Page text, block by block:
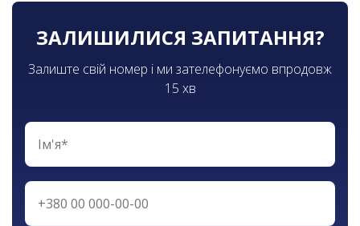
ЗАЛИШИЛИСЯ ЗАПИТАННЯ?
Залиште свій номер і ми зателефонуємо впродовж
15 хв